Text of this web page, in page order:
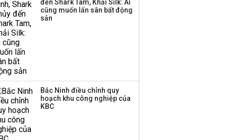
‘phất lên’ trong tháng 8,
nhóm ngành nào có
đến Shark Tam, Khải Silk: Ai
cũng muốn lấn sân bất động
sản
Bắc Ninh điều chỉnh quy
hoạch khu công nghiệp của
KBC